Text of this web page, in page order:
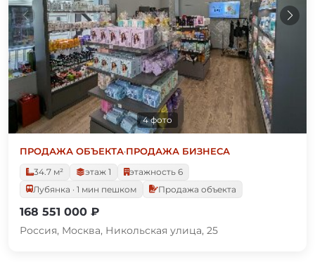
4 фото
ПРОДАЖА ОБЪЕКТА·ПРОДАЖА БИЗНЕСА
34.7 м²
этаж 1
этажность 6
Лубянка · 1 мин пешком
Продажа объекта
168 551 000 ₽
Россия, Москва, Никольская улица, 25